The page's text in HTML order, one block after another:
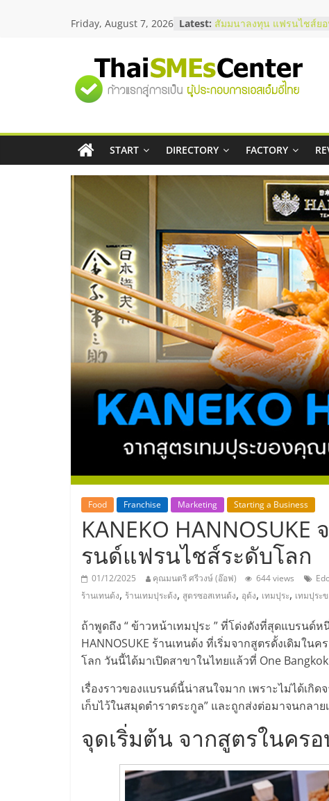
Friday, August 7, 2026 Latest: สัมมนาออนไลน์ โอกาสบริห
ThaiFranchise Meet Up
ไชส์ ครั้งที่ 8
ร้านเครื่องเสียงคุณภาพสูง พ
วิธีเลือกผู้ให้บริการให้คุ้มค่
โจทย์ธุรกิจ
อยากหาเงินทุน เพิ่มสภาพค
เริ่มยังไงให้ผ่านฉลุย
"ศูนย์
รวม
ข้อมูล
ธุรกิจ
SME
แห่ง
ประเทศไทย,
ThaiSMEsCenter,
รวม
ธุรกิจ
เอ
ส
เอ็
มอี
ไทย,
SMEs,
แฟ
รน
ไชส์,
START DIRECTORY FACTORY
Food Franchise Marketing Starting a Business
KANEKO
รนด์แฟรนไชส์ระดับโลก
01/12/2025 คุณมนตรี ศรีวงษ์ (อ๊อฟ) 644 views
ร้านเทนด้ง, ร้านเทมปุระด้ง, สูตรซอสเทนด้ง, อุด้ง, เทมปุระ, เทมปุระ
ถ้าพูดถึง “ ข้าวหน้าเทมปุระ ” ที่โด่งดังที่สุดแบรนด์
HANNOSUKE ร้านเทนด้ง ที่เริ่มจากสูตรดั้งเดิมใ
โลก วันนี้ได้มาเปิดสาขาในไทยแล้วที่ One
เรื่องราวของแบรนด์นี้น่าสนใจมาก เพราะไม่ได้เ
เก็บไว้ในสมุดตำราตระกูล” และถูกส่งต่อมาจนกลา
จุดเริ่มต้น จากสูตรในคร